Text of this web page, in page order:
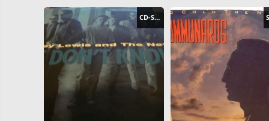
CD-SINGLE